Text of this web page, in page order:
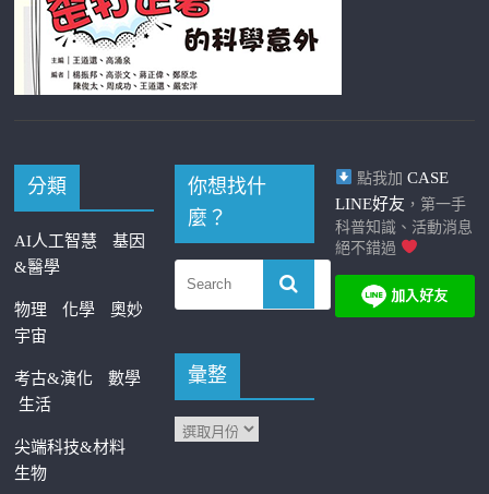
分類
AI人工智慧
基因
&醫學
物理 化學
奧妙
宇宙
考古&演化
數學
生活
尖端科技&材料
生物
你想找什
麼？
彙整
點我加 CASE
LINE好友 ，第一手
科普知識、活動消息
絕不錯過